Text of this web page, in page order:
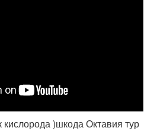
)шкода Октавия тур